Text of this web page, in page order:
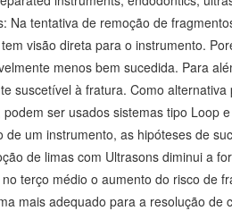
Na tentativa de remoção de
visão direta para o instrumento.
menos bem sucedida. Para
suscetível à fratura. Como
ser usados sistemas tipo Loop
de um instrumento, as hipóteses de
de limas com Ultrasons diminui a
terço médio o aumento do risco de
mais adequado para a resolução